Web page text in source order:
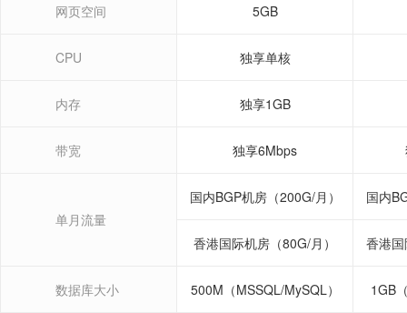
网页空间 5GB
CPU 独享单核
内存 独享1GB
带宽 独享6Mbps
单月流量
国内BGP机房（200G/月） 国内
香港国际机房（80G/月） 香港
数据库大小 500M（MSSQL/MySQL） 1GB